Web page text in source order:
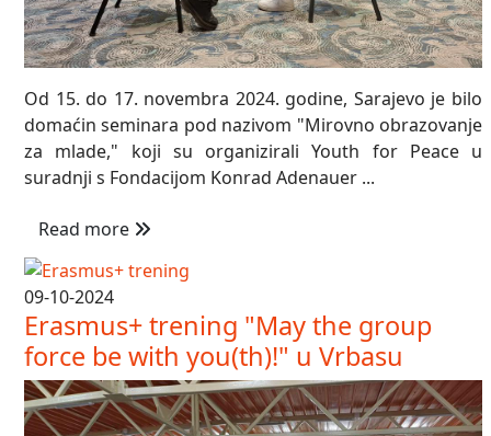
Od 15. do 17. novembra 2024. godine, Sarajevo je bilo
domaćin seminara pod nazivom "Mirovno obrazovanje
za mlade," koji su organizirali Youth for Peace u
suradnji s Fondacijom Konrad Adenauer ...
Read more
09-10-2024
Erasmus+ trening "May the group
force be with you(th)!" u Vrbasu